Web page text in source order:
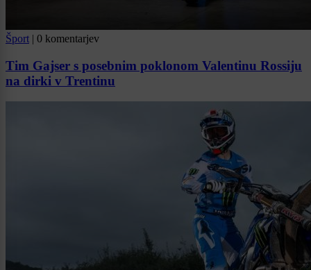
Šport | 0 komentarjev
Tim Gajser s posebnim poklonom Valentinu Rossiju
na dirki v Trentinu